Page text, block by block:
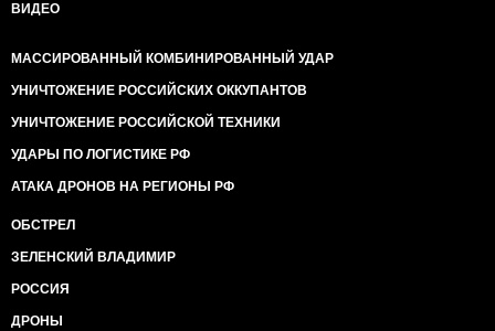
ВИДЕО
МАССИРОВАННЫЙ КОМБИНИРОВАННЫЙ УДАР
УНИЧТОЖЕНИЕ РОССИЙСКИХ ОККУПАНТОВ
УНИЧТОЖЕНИЕ РОССИЙСКОЙ ТЕХНИКИ
УДАРЫ ПО ЛОГИСТИКЕ РФ
АТАКА ДРОНОВ НА РЕГИОНЫ РФ
ОБСТРЕЛ
ЗЕЛЕНСКИЙ ВЛАДИМИР
РОССИЯ
ДРОНЫ